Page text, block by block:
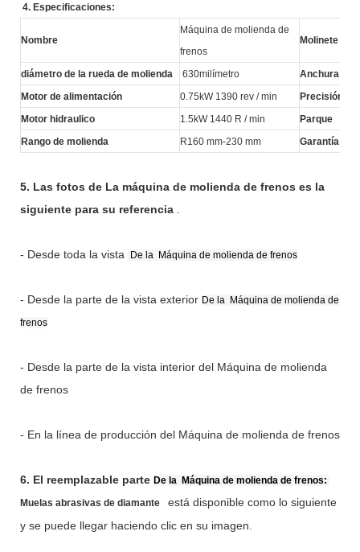
4. Especificaciones:
Nombre
Máquina de molienda de
frenos
Molinete
diámetro de la rueda de molienda 630milímetro
Anchura
Motor de alimentación
0.75kW 1390 rev / min
Precisión
Motor hidraulico
1.5kW 1440 R / min
Parque
Rango de molienda
R160 mm-230 mm Garantía
5. Las fotos de La máquina de molienda de frenos es la
siguiente para su referencia
- Desde toda la vista De la Máquina de molienda de frenos
- Desde la parte de la vista exterior De la Máquina de molienda de
frenos
- Desde la parte de la vista interior del Máquina de molienda
de frenos
- En la línea de producción del Máquina de molienda de frenos
6. El reemplazable parte De la Máquina de molienda de frenos:
Muelas abrasivas de diamante
está disponible como lo siguiente
y se puede llegar haciendo clic en su imagen.